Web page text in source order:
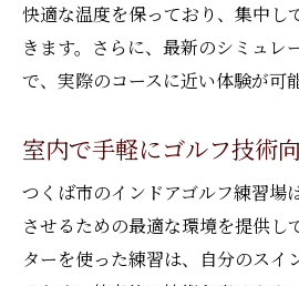
快適な温度を保っており、集中し
きます。さらに、最新のシミュレ
で、実際のコースに近い体験が可能
室内で手軽にゴルフ技術
つくば市のインドアゴルフ練習場
させるための最適な環境を提供し
ターを使った練習は、自分のスイ